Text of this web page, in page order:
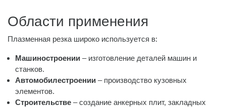
Области применения
Плазменная резка широко используется в:
Машиностроении – изготовление деталей машин и
станков.
Автомобилестроении – производство кузовных
элементов.
Строительстве – создание анкерных плит, закладных